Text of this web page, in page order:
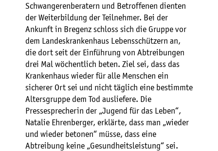
Schwangerenberatern und Betroffenen dienten
der Weiterbildung der Teilnehmer. Bei der
Ankunft in Bregenz schloss sich die Gruppe vor
dem Landeskrankenhaus Lebensschützern an,
die dort seit der Einführung von Abtreibungen
drei Mal wöchentlich beten. Ziel sei, dass das
Krankenhaus wieder für alle Menschen ein
sicherer Ort sei und nicht täglich eine bestimmte
Altersgruppe dem Tod ausliefere. Die
Pressesprecherin der „Jugend für das Leben“,
Natalie Ehrenberger, erklärte, dass man „wieder
und wieder betonen“ müsse, dass eine
Abtreibung keine „Gesundheitsleistung“ sei.